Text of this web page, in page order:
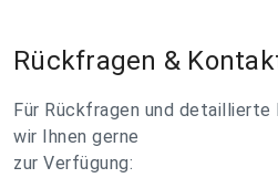
Rückfragen &
Für Rückfragen und
wir Ihnen gerne
zur Verfügung: